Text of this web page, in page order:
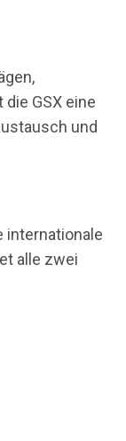
GSX eine
und
internationale
alle zwei